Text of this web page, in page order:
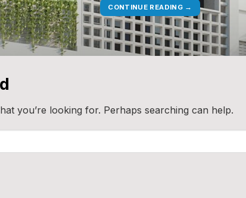
CONTINUE READING →
you’re looking for. Perhaps searching can help.